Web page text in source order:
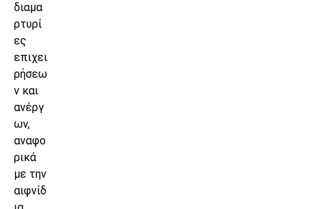
διαμα
ρτυρί
ες
επιχει
ρήσεω
ν και
ανέργ
ων,
αναφο
ρικά
με την
αιφνίδ